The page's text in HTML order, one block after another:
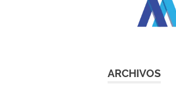
ARCHIVOS